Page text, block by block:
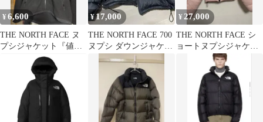
¥6,600
THE NORTH FACE ヌ
プシジャケット『値下
¥17,000
THE NORTH FACE 700
ヌプシ ダウンジャケッ
ト ブラック値下げ⭕️
¥ 27,000
THE NORTH FACE シ
ョートヌプシジャケッ
ト（レディース）Lサ